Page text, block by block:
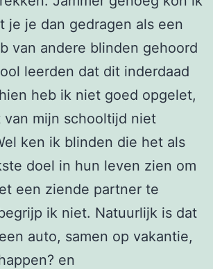
je je dan gedragen als een
van andere blinden gehoord
leerden dat dit inderdaad
heb ik niet goed opgelet,
van mijn schooltijd niet
ken ik blinden die het als
doel in hun leven zien om
een ziende partner te
ik niet. Natuurlijk is dat
auto, samen op vakantie,
en